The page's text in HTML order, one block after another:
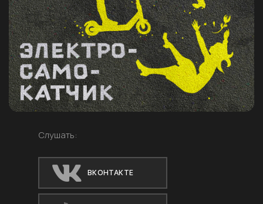
Слушать:
ВКОНТАКТЕ